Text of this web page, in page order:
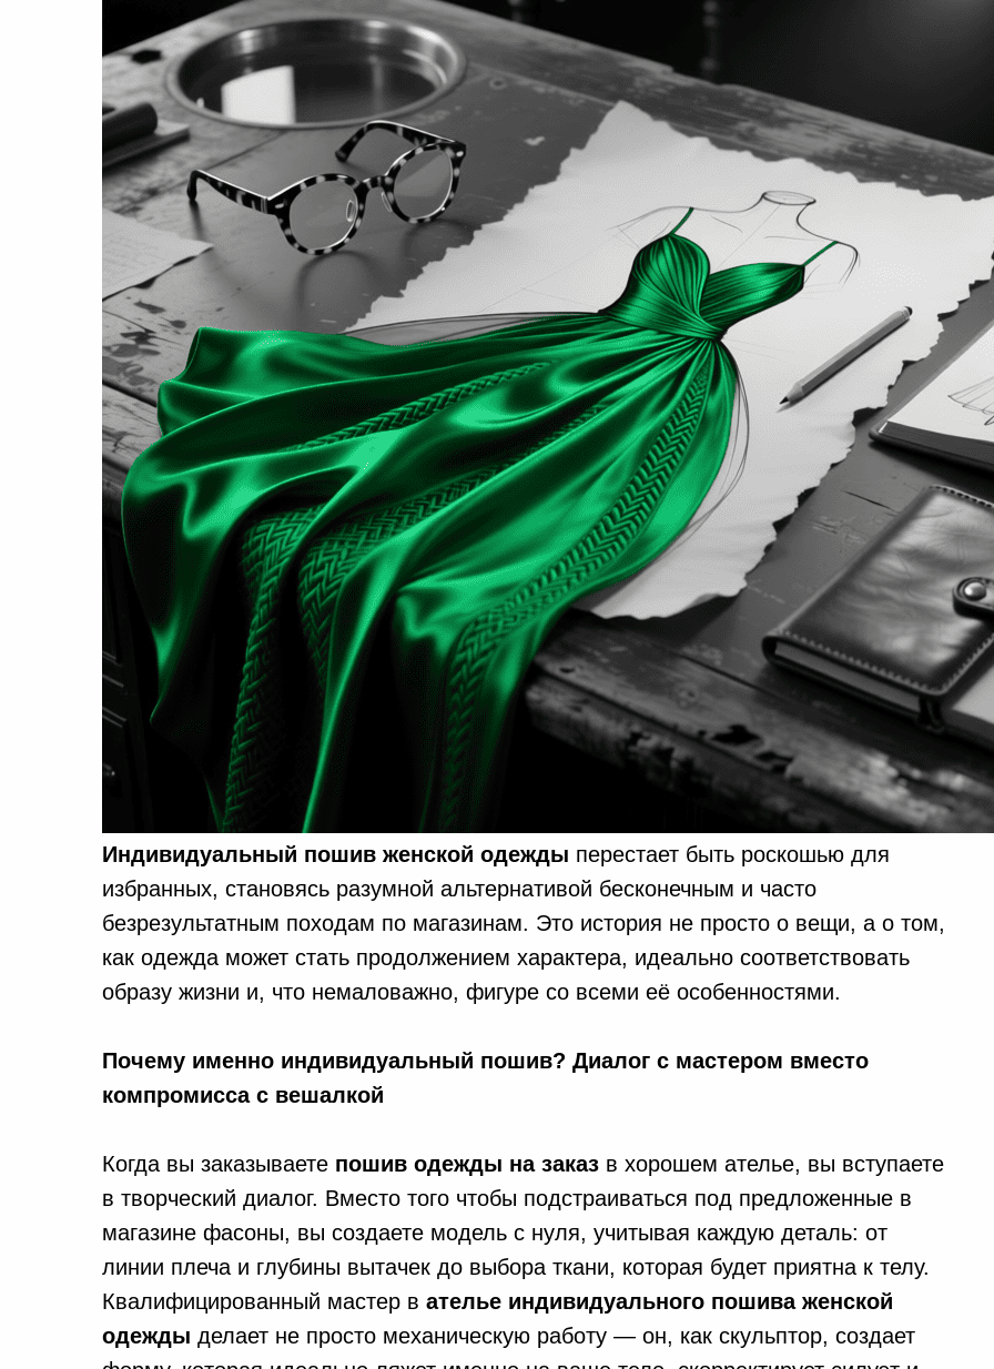
Индивидуальный пошив женской одежды перестает быть роскошью для
избранных, становясь разумной альтернативой бесконечным и часто
безрезультатным походам по магазинам. Это история не просто о вещи, а о том,
как одежда может стать продолжением характера, идеально соответствовать
образу жизни и, что немаловажно, фигуре со всеми её особенностями.
Почему именно индивидуальный пошив? Диалог с мастером вместо
компромисса с вешалкой
Когда вы заказываете пошив одежды на заказ в хорошем ателье, вы вступаете
в творческий диалог. Вместо того чтобы подстраиваться под предложенные в
магазине фасоны, вы создаете модель с нуля, учитывая каждую деталь: от
линии плеча и глубины вытачек до выбора ткани, которая будет приятна к телу.
Квалифицированный мастер в ателье индивидуального пошива женской
одежды делает не просто механическую работу — он, как скульптор, создает